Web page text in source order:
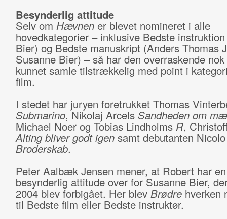
Besynderlig attitude
Selv om Hævnener blevet nomineret i alle
hovedkategorier – inklusive Bedste
Bier) og Bedste manuskript (Anders Thomas
Susanne Bier) – så har den overraskende
kunnet samle tilstrækkelig med point i
film.
I stedet har juryen foretrukket Thomas
Submarino, Nikolaj Arcels Sandheden om
Michael Noer og Tobias LindholmsR,
Alting bliver godt igensamt debutanten
Broderskab.
Peter Aalbæk Jensen mener, at Robert har en
besynderlig attitude over for Susanne Bier,
2004 blev forbigået. Her blevBrødrehverken
til Bedste film eller Bedste instruktør.